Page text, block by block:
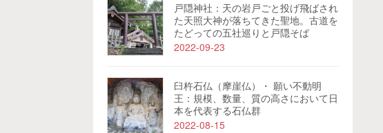
戸隠神社：天の岩戸ごと投げ飛ばされ
た天照大神が落ちてきた聖地。古道を
たどっての五社巡りと戸隠そば
2022-09-23
臼杵石仏（摩崖仏）・ 願い不動明
王：規模、数量、質の高さにおいて日
本を代表する石仏群
2022-08-15